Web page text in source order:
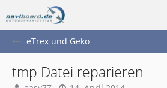
eTrex und Geko
tmp Datei reparieren